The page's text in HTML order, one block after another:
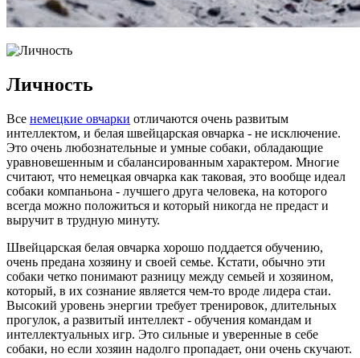
Личность
Все немецкие овчарки отличаются очень развитым
интеллектом, и белая швейцарская овчарка - не исключение.
Это очень любознательные и умные собаки, обладающие
уравновешенным и сбалансированным характером. Многие
считают, что немецкая овчарка как таковая, это вообще идеал
собаки компаньона - лучшего друга человека, на которого
всегда можно положиться и который никогда не предаст и
выручит в трудную минуту.
Швейцарская белая овчарка хорошо поддается обучению,
очень предана хозяину и своей семье. Кстати, обычно эти
собаки четко понимают разницу между семьей и хозяином,
который, в их сознание является чем-то вроде лидера стаи.
Высокий уровень энергии требует тренировок, длительных
прогулок, а развитый интеллект - обучения командам и
интеллектуальных игр. Это сильные и уверенные в себе
собаки, но если хозяин надолго пропадает, они очень скучают.